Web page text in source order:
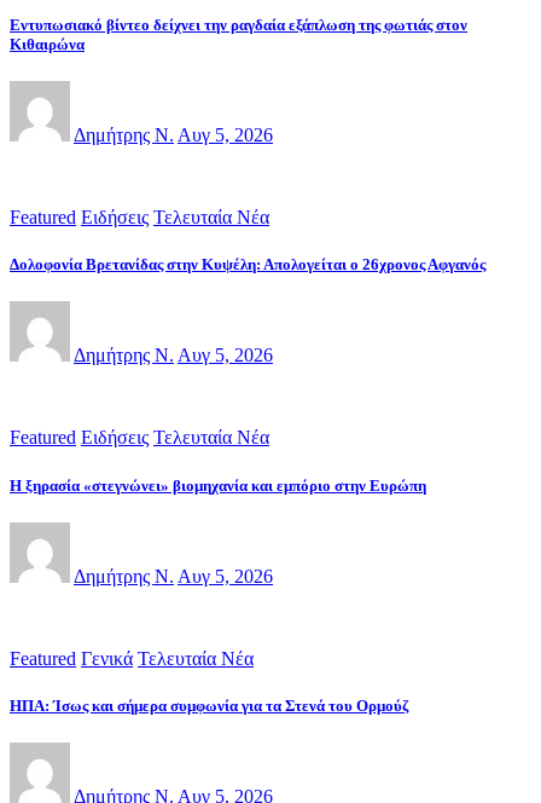
Εντυπωσιακό βίντεο δείχνει την ραγδαία εξάπλωση της φωτιάς στον
Κιθαιρώνα
Δημήτρης Ν. Αυγ 5, 2026
Featured Ειδήσεις Τελευταία Νέα
Δολοφονία Βρετανίδας στην Κυψέλη: Απολογείται ο 26χρονος Αφγανός
Δημήτρης Ν. Αυγ 5, 2026
Featured Ειδήσεις Τελευταία Νέα
Η ξηρασία «στεγνώνει» βιομηχανία και εμπόριο στην Ευρώπη
Δημήτρης Ν. Αυγ 5, 2026
Featured Γενικά Τελευταία Νέα
ΗΠΑ: Ίσως και σήμερα συμφωνία για τα Στενά του Ορμούζ
Δημήτρης Ν. Αυγ 5, 2026